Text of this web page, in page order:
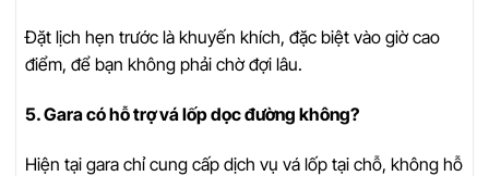
Đặt lịch hẹn trước là khuyến khích, đặc biệt vào giờ cao
điểm, để bạn không phải chờ đợi lâu.
5. Gara có hỗ trợ vá lốp dọc đường không?
Hiện tại gara chỉ cung cấp dịch vụ vá lốp tại chỗ, không hỗ